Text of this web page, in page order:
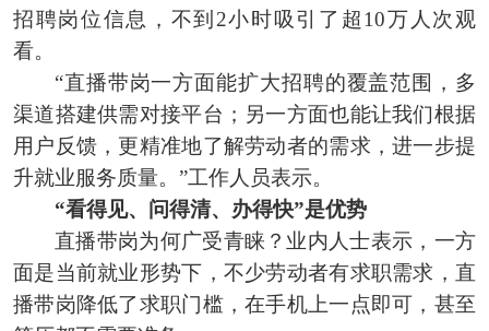
招聘岗位信息，不到2小时吸引了超10万人次观
看。
“直播带岗一方面能扩大招聘的覆盖范围，多
渠道搭建供需对接平台；另一方面也能让我们根据
用户反馈，更精准地了解劳动者的需求，进一步提
升就业服务质量。”工作人员表示。
“看得见、问得清、办得快”是优势
直播带岗为何广受青睐？业内人士表示，一方
面是当前就业形势下，不少劳动者有求职需求，直
播带岗降低了求职门槛，在手机上一点即可，甚至